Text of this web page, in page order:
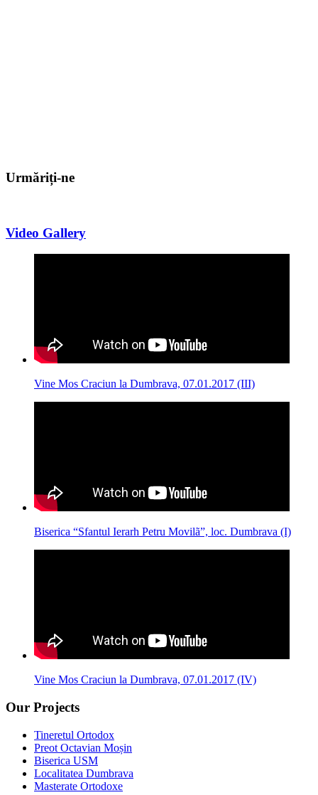
Urmăriți-ne
Video Gallery
Vine Mos Craciun la Dumbrava, 07.01.2017 (III)
Biserica “Sfantul Ierarh Petru Movilã”, loc. Dumbrava (I)
Vine Mos Craciun la Dumbrava, 07.01.2017 (IV)
Our Projects
Tineretul Ortodox
Preot Octavian Moșin
Biserica USM
Localitatea Dumbrava
Masterate Ortodoxe